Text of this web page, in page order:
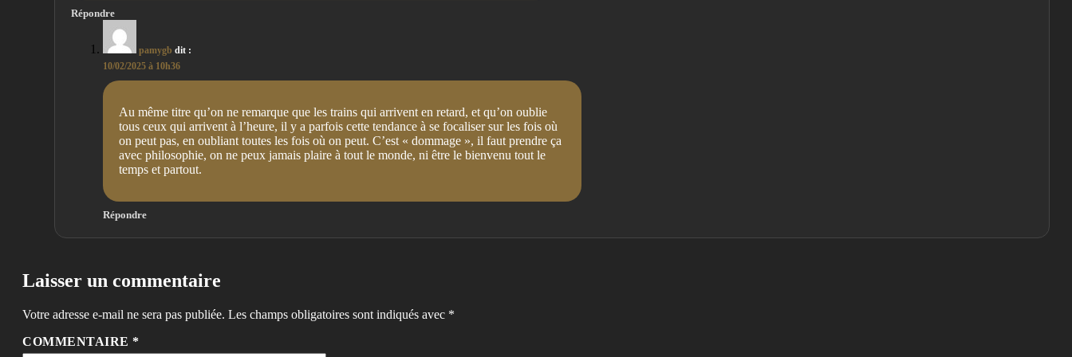
Répondre
pamygb dit :
10/02/2025 à 10h36
Au même titre qu’on ne remarque que les trains qui arrivent en retard, et qu’on oublie
tous ceux qui arrivent à l’heure, il y a parfois cette tendance à se focaliser sur les fois où
on peut pas, en oubliant toutes les fois où on peut. C’est « dommage », il faut prendre ça
avec philosophie, on ne peux jamais plaire à tout le monde, ni être le bienvenu tout le
temps et partout.
Répondre
Laisser un commentaire
Votre adresse e-mail ne sera pas publiée. Les champs obligatoires sont indiqués avec *
COMMENTAIRE *